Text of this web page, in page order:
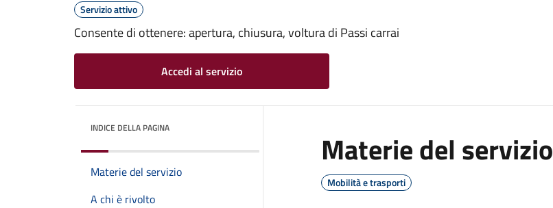
Servizio attivo
Consente di ottenere: apertura, chiusura, voltura di Passi carrai
Accedi al servizio
INDICE DELLA PAGINA
Materie del servizio
A chi è rivolto
Materie del servizio
Mobilità e trasporti